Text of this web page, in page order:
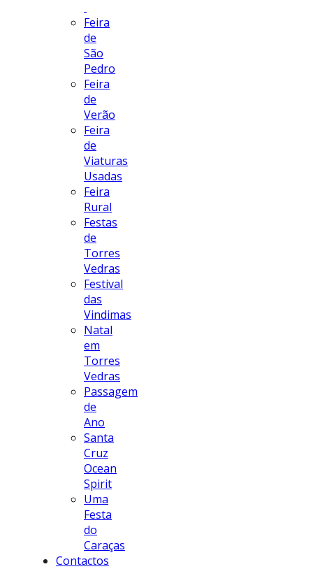
Feira
de
São
Pedro
Feira
de
Verão
Feira
de
Viaturas
Usadas
Feira
Rural
Festas
de
Torres
Vedras
Festival
das
Vindimas
Natal
em
Torres
Vedras
Passagem
de
Ano
Santa
Cruz
Ocean
Spirit
Uma
Festa
do
Caraças
Contactos